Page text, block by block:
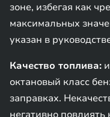
зоне, избегая как
максимальных
указан в
Качество топлива:
октановый класс
заправках.